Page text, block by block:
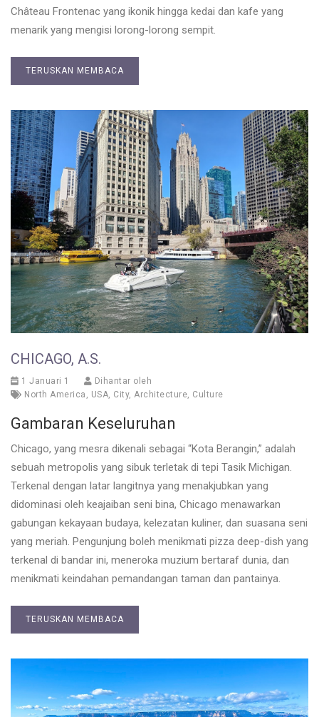
Château Frontenac yang ikonik hingga kedai dan kafe yang
menarik yang mengisi lorong-lorong sempit.
TERUSKAN MEMBACA
CHICAGO, A.S.
1 Januari 1
Dihantar oleh
North America , USA, City, Architecture, Culture
Gambaran Keseluruhan
Chicago, yang mesra dikenali sebagai “Kota Berangin,” adalah
sebuah metropolis yang sibuk terletak di tepi Tasik Michigan.
Terkenal dengan latar langitnya yang menakjubkan yang
didominasi oleh keajaiban seni bina, Chicago menawarkan
gabungan kekayaan budaya, kelezatan kuliner, dan suasana seni
yang meriah. Pengunjung boleh menikmati pizza deep-dish yang
terkenal di bandar ini, meneroka muzium bertaraf dunia, dan
menikmati keindahan pemandangan taman dan pantainya.
TERUSKAN MEMBACA